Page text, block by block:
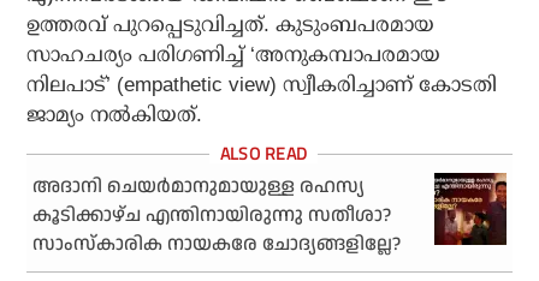
ഉത്തരവ് പുറപ്പെടുവിച്ചത്. കുടുംബപരമായ
സാഹചര്യം പരിഗണിച്ച് ‘അനുകമ്പാപരമായ
നിലപാട്’ (empathetic view) സ്വീകരിച്ചാണ് കോടതി
ജാമ്യം നല്‍കിയത്.
അദാനി ചെയര്‍മാനുമായുള്ള രഹസ്യ
കൂടിക്കാഴ്ച എന്തിനായിരുന്നു സതീശാ?
സാംസ്‌കാരിക നായകരേ ചോദ്യങ്ങളില്ലേ?